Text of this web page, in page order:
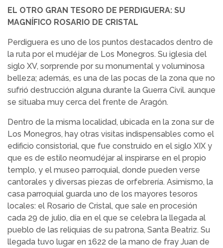
EL OTRO GRAN TESORO DE PERDIGUERA: SU
MAGNÍFICO ROSARIO DE CRISTAL
Perdiguera es uno de los puntos destacados dentro de
la ruta por el mudéjar de Los Monegros. Su iglesia del
siglo XV, sorprende por su monumental y voluminosa
belleza; además, es una de las pocas de la zona que no
sufrió destrucción alguna durante la Guerra Civil. aunque
se situaba muy cerca del frente de Aragón.
Dentro de la misma localidad, ubicada en la zona sur de
Los Monegros, hay otras visitas indispensables como el
edificio consistorial, que fue construido en el siglo XIX y
que es de estilo neomudéjar al inspirarse en el propio
templo, y el museo parroquial, donde pueden verse
cantorales y diversas piezas de orfebrería. Asimismo, la
casa parroquial guarda uno de los mayores tesoros
locales: el Rosario de Cristal, que sale en procesión
cada 29 de julio, día en el que se celebra la llegada al
pueblo de las reliquias de su patrona, Santa Beatriz. Su
llegada tuvo lugar en 1622 de la mano de fray Juan de